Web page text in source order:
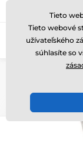
Zavolajte nám (Po-
Poháre
Tieto
Tieto webové
užívateľského
súhlasíte so